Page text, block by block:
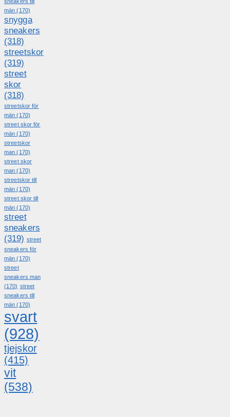
män (170)
snygga
sneakers
(318)
streetskor
(319)
street
skor
(318)
streetskor för
män (170)
street skor för
män (170)
streetskor
man (170)
street skor
man (170)
streetskor till
män (170)
street skor till
män (170)
street
sneakers
(319) street
sneakers för
män (170)
street
sneakers man
(170) street
sneakers till
män (170)
svart
(928)
tjejskor
(415)
vit
(538)